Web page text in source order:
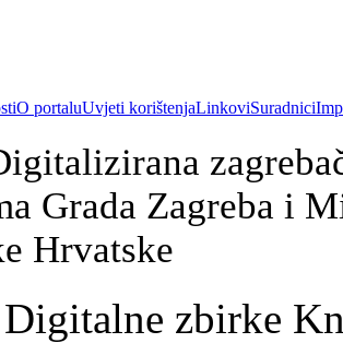
O portaluUvjeti korištenjaLinkoviSuradnici
Grada Zagreba i
Hrvatske
zbirke